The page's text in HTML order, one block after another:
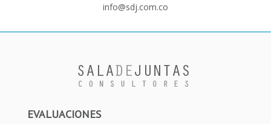
info@sdj.com.co
EVALUACIONES